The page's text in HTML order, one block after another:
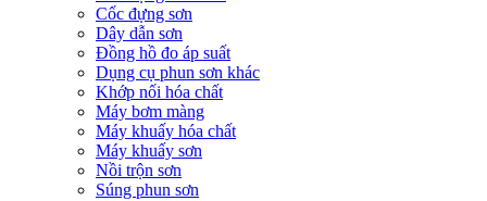
Cốc đựng sơn
Dây dẫn sơn
Đồng hồ đo áp suất
Dụng cụ phun sơn khác
Khớp nối hóa chất
Máy bơm màng
Máy khuấy hóa chất
Máy khuấy sơn
Nồi trộn sơn
Súng phun sơn